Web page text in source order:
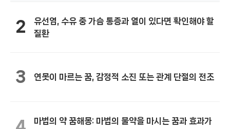
2
유선염, 수유 중 가슴 통증과 열이 있다면 확인해야 할
질환
3 연못이 마르는 꿈, 감정적 소진 또는 관계 단절의 전조
마법의 약 꿈해몽: 마법의 물약을 마시는 꿈과 효과가